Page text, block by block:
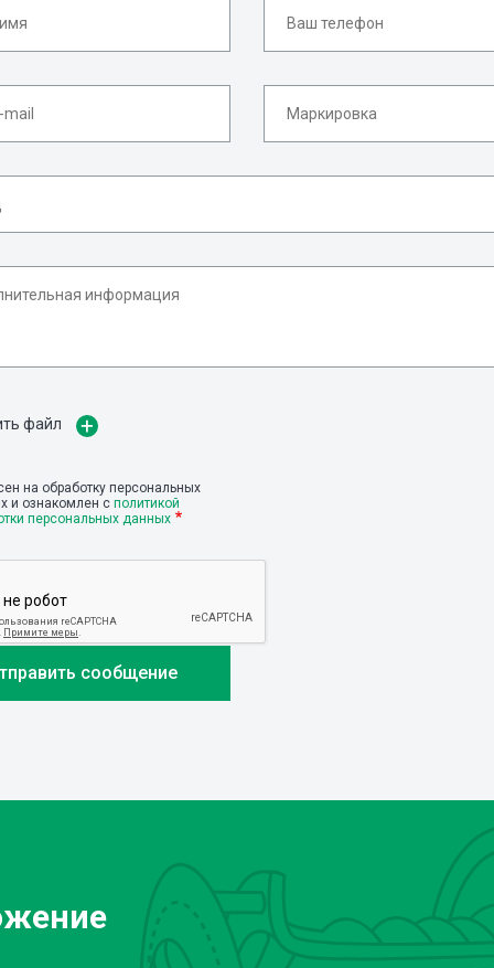
файл
на обработку персональных
и ознакомлен с политикой
персональных данных